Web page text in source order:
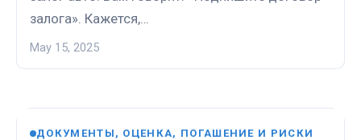
залога». Кажется,…
May 15, 2025
ДОКУМЕНТЫ, ОЦЕНКА, ПОГАШЕНИЕ И РИСКИ